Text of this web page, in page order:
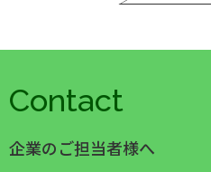
Contact
企業のご担当者様へ